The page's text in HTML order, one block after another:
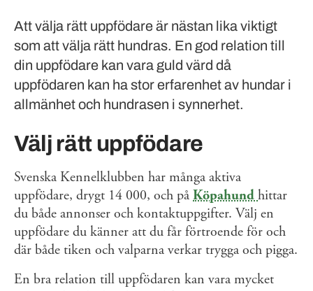
Att välja rätt uppfödare är nästan lika viktigt
som att välja rätt hundras. En god relation till
din uppfödare kan vara guld värd då
uppfödaren kan ha stor erfarenhet av hundar i
allmänhet och hundrasen i synnerhet.
Välj rätt uppfödare
Svenska Kennelklubben har många aktiva
uppfödare, drygt 14 000, och på Köpahund hittar
du både annonser och kontaktuppgifter. Välj en
uppfödare du känner att du får förtroende för och
där både tiken och valparna verkar trygga och pigga.
En bra relation till uppfödaren kan vara mycket